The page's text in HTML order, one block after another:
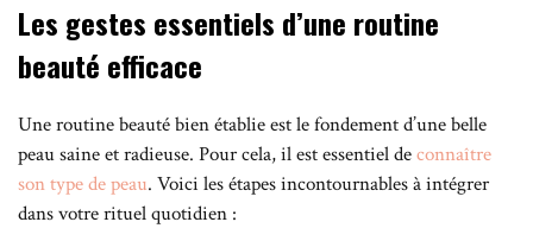
Les gestes essentiels d’une routine
beauté efficace
Une routine beauté bien établie est le fondement d’une belle
peau saine et radieuse. Pour cela, il est essentiel deconnaître
son type de peau. Voici les étapes incontournables à intégrer
dans votre rituel quotidien :